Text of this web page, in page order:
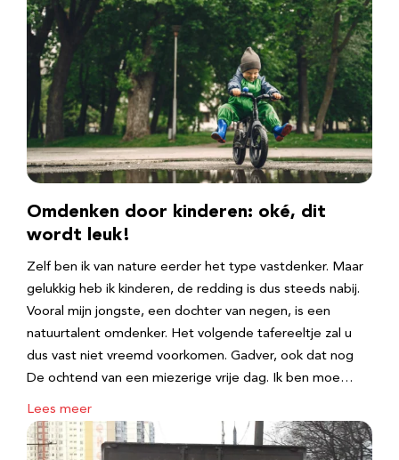
Omdenken door kinderen: oké, dit
wordt leuk!
Zelf ben ik van nature eerder het type vastdenker. Maar
gelukkig heb ik kinderen, de redding is dus steeds nabij.
Vooral mijn jongste, een dochter van negen, is een
natuurtalent omdenker. Het volgende tafereeltje zal u
dus vast niet vreemd voorkomen. Gadver, ook dat nog
De ochtend van een miezerige vrije dag. Ik ben moe…
Lees meer